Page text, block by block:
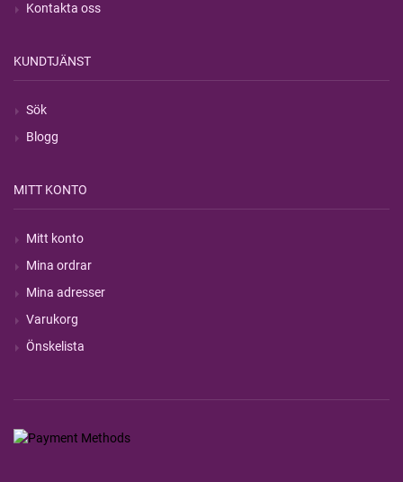
Kontakta oss
KUNDTJÄNST
Sök
Blogg
MITT KONTO
Mitt konto
Mina ordrar
Mina adresser
Varukorg
Önskelista